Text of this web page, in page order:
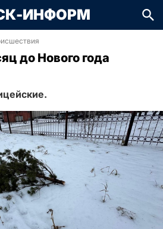
ИНФОРМ
до Нового года